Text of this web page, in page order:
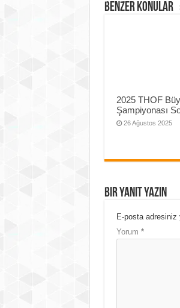
Benzer Konular
2025 THOF
Şampiyonası
26 Ağustos 2025
Bir yanıt yazın
E-posta adresiniz
Yorum *